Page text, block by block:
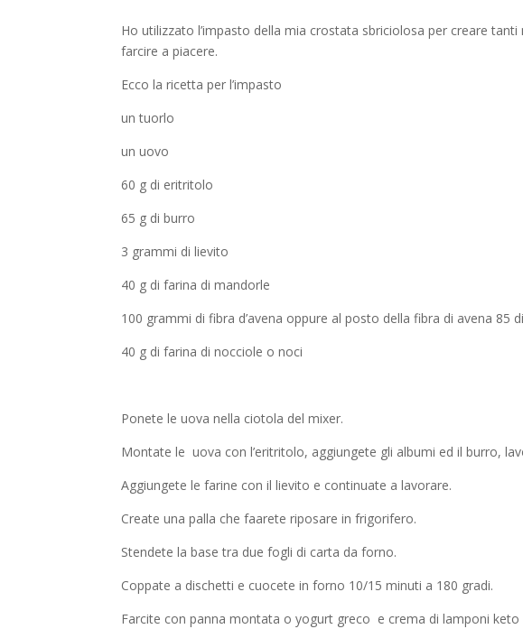
Ho utilizzato l’impasto della mia crostata sbriciolosa per creare
farcire a piacere.
Ecco la ricetta per l’impasto
un tuorlo
un uovo
60 g di eritritolo
65 g di burro
3 grammi di lievito
40 g di farina di mandorle
100 grammi di fibra d’avena oppure al posto della fibra di avena 85
40 g di farina di nocciole o noci
Ponete le uova nella ciotola del mixer.
Montate le uova con l’eritritolo, aggiungete gli albumi ed il burro,
Aggiungete le farine con il lievito e continuate a lavorare.
Create una palla che faarete riposare in frigorifero.
Stendete la base tra due fogli di carta da forno.
Coppate a dischetti e cuocete in forno 10/15 minuti a 180 gradi.
Farcite con panna montata o yogurt greco e crema di lamponi keto